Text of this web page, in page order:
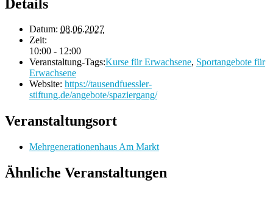
Details
Datum: 08.06.2027
Zeit:
10:00 - 12:00
Veranstaltung-Tags:Kurse für Erwachsene, Sportangebote für
Erwachsene
Website: https://tausendfuessler-
stiftung.de/angebote/spaziergang/
Veranstaltungsort
Mehrgenerationenhaus Am Markt
Ähnliche Veranstaltungen